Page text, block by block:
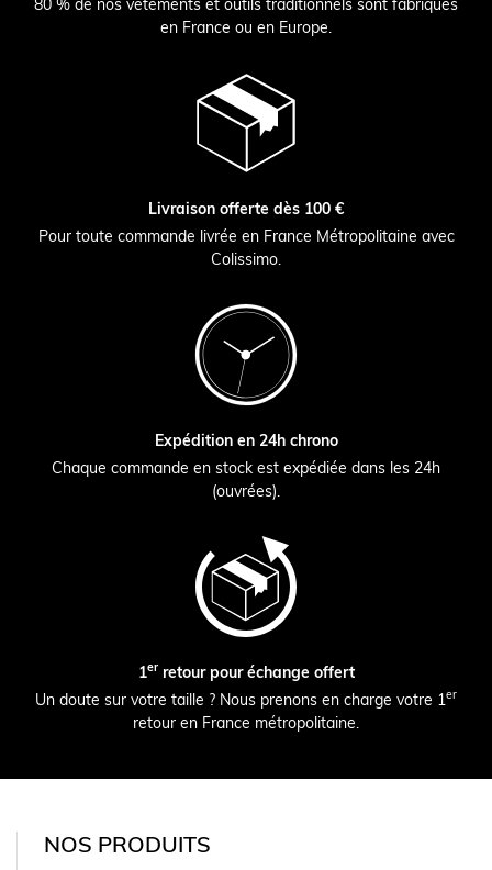
en France ou en Europe.
Livraison offerte dès 100 €
Pour toute commande livrée en France Métropolitaine avec
Colissimo.
Expédition en 24h chrono
Chaque commande en stock est expédiée dans les 24h
(ouvrées).
1erretour pour échange offert
Un doute sur votre taille ? Nous prenons en charge votre 1er
retour en France métropolitaine.
NOS PRODUITS